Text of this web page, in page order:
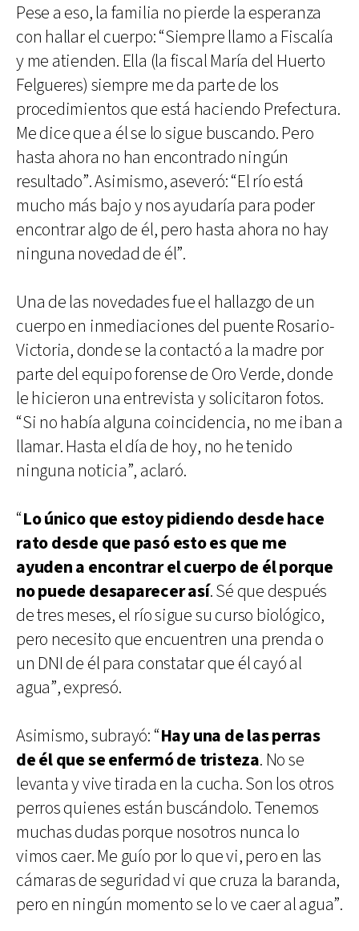
Pese a eso, la familia no pierde la esperanza
con hallar el cuerpo: “Siempre llamo a Fiscalía
y me atienden. Ella (la fiscal María del Huerto
Felgueres) siempre me da parte de los
procedimientos que está haciendo Prefectura.
Me dice que a él se lo sigue buscando. Pero
hasta ahora no han encontrado ningún
resultado”. Asimismo, aseveró: “El río está
mucho más bajo y nos ayudaría para poder
encontrar algo de él, pero hasta ahora no hay
ninguna novedad de él”.
Una de las novedades fue el hallazgo de un
cuerpo en inmediaciones del puente Rosario-
Victoria, donde se la contactó a la madre por
parte del equipo forense de Oro Verde, donde
le hicieron una entrevista y solicitaron fotos.
“Si no había alguna coincidencia, no me iban a
llamar. Hasta el día de hoy, no he tenido
ninguna noticia”, aclaró.
“Lo único que estoy pidiendo desde hace
rato desde que pasó esto es que me
ayuden a encontrar el cuerpo de él porque
no puede desaparecer así. Sé que después
de tres meses, el río sigue su curso biológico,
pero necesito que encuentren una prenda o
un DNI de él para constatar que él cayó al
agua”, expresó.
Asimismo, subrayó: “Hay una de las perras
de él que se enfermó de tristeza. No se
levanta y vive tirada en la cucha. Son los otros
perros quienes están buscándolo. Tenemos
muchas dudas porque nosotros nunca lo
vimos caer. Me guío por lo que vi, pero en las
cámaras de seguridad vi que cruza la baranda,
pero en ningún momento se lo ve caer al agua”.